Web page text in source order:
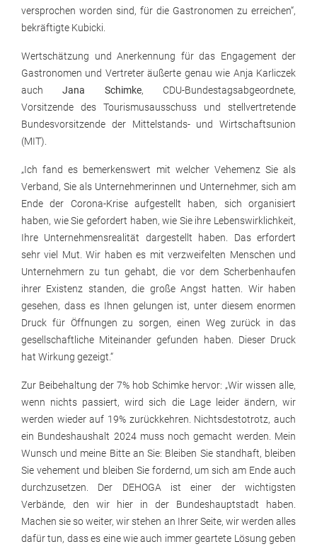
versprochen worden sind, für die Gastronomen zu erreichen“,
bekräftigte Kubicki.
Wertschätzung und Anerkennung für das Engagement der
Gastronomen und Vertreter äußerte genau wie Anja Karliczek
auchJana Schimke, CDU-Bundestagsabgeordnete,
Vorsitzende des Tourismusausschuss und stellvertretende
Bundesvorsitzende der Mittelstands- und Wirtschaftsunion
(MIT).
„Ich fand es bemerkenswert mit welcher Vehemenz Sie als
Verband, Sie als Unternehmerinnen und Unternehmer, sich am
Ende der Corona-Krise aufgestellt haben, sich organisiert
haben, wie Sie gefordert haben, wie Sie ihre Lebenswirklichkeit,
Ihre Unternehmensrealität dargestellt haben. Das erfordert
sehr viel Mut. Wir haben es mit verzweifelten Menschen und
Unternehmern zu tun gehabt, die vor dem Scherbenhaufen
ihrer Existenz standen, die große Angst hatten. Wir haben
gesehen, dass es Ihnen gelungen ist, unter diesem enormen
Druck für Öffnungen zu sorgen, einen Weg zurück in das
gesellschaftliche Miteinander gefunden haben. Dieser Druck
hat Wirkung gezeigt.“
Zur Beibehaltung der 7% hob Schimke hervor: „Wir wissen alle,
wenn nichts passiert, wird sich die Lage leider ändern, wir
werden wieder auf 19% zurückkehren. Nichtsdestotrotz, auch
ein Bundeshaushalt 2024 muss noch gemacht werden. Mein
Wunsch und meine Bitte an Sie: Bleiben Sie standhaft, bleiben
Sie vehement und bleiben Sie fordernd, um sich am Ende auch
durchzusetzen. Der DEHOGA ist einer der wichtigsten
Verbände, den wir hier in der Bundeshauptstadt haben.
Machen sie so weiter, wir stehen an Ihrer Seite, wir werden alles
dafür tun, dass es eine wie auch immer geartete Lösung geben